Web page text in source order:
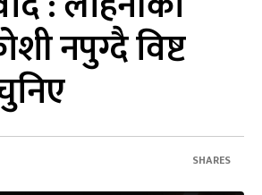
नपुग्दै विष्ट
SHARES